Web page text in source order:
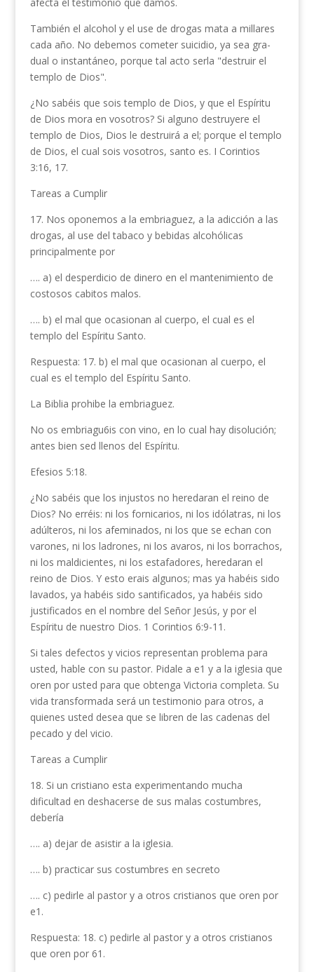
También el alcohol y el use de drogas mata a millares
cada año. No debemos cometer suicidio, ya sea gra­
dual o instantáneo, porque tal acto serla "destruir el
templo de Dios".
¿No sabéis que sois templo de Dios, y que el Espíritu
de Dios mora en vosotros? Si alguno destruyere el
templo de Dios, Dios le destruirá a el; porque el templo
de Dios, el cual sois vosotros, santo es. I Corintios
3:16, 17.
Tareas a Cumplir
17. Nos oponemos a la embriaguez, a la adicción a las
drogas, al use del tabaco y bebidas alcohólicas
principalmente por
…. a) el desperdicio de dinero en el mantenimiento de
costosos cabitos malos.
…. b) el mal que ocasionan al cuer­po, el cual es el
templo del Espíritu Santo.
Respuesta: 17. b) el mal que ocasionan al cuerpo, el
cual es el templo del Espíritu Santo.
La Biblia prohibe la embriaguez.
No os embriagu6is con vino, en lo cual hay disolución;
antes bien sed llenos del Espíritu.
Efesios 5:18.
¿No sabéis que los injustos no heredaran el reino de
Dios? No erréis: ni los fornicarios, ni los idólatras, ni los
adúlteros, ni los afemina­dos, ni los que se echan con
varones, ni los ladrones, ni los avaros, ni los borrachos,
ni los maldicientes, ni los estafadores, heredaran el
reino de Dios. Y esto erais algunos; mas ya habéis sido
lavados, ya habéis sido santificados, ya habéis sido
justificados en el nombre del Señor Jesús, y por el
Espíritu de nuestro Dios. 1 Corintios 6:9-11.
Si tales defectos y vicios representan problema para
usted, hable con su pastor. Pidale a e1 y a la iglesia que
oren por usted para que obtenga Victoria com­pleta. Su
vida transformada será un testimonio para otros, a
quienes usted desea que se libren de las cadenas del
pecado y del vicio.
Tareas a Cumplir
18. Si un cristiano esta experimentando mucha
dificultad en deshacerse de sus malas costumbres,
debería
…. a) dejar de asistir a la iglesia.
…. b) practicar sus costumbres en secreto
…. c) pedirle al pastor y a otros cristianos que oren por
e1.
Respuesta: 18. c) pedirle al pastor y a otros cristianos
que oren por 61.